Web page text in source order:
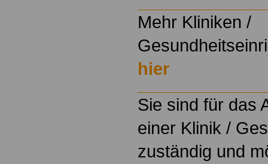
Mehr Kliniken /
hier
Sie sind für das
einer Klinik /
zuständig und